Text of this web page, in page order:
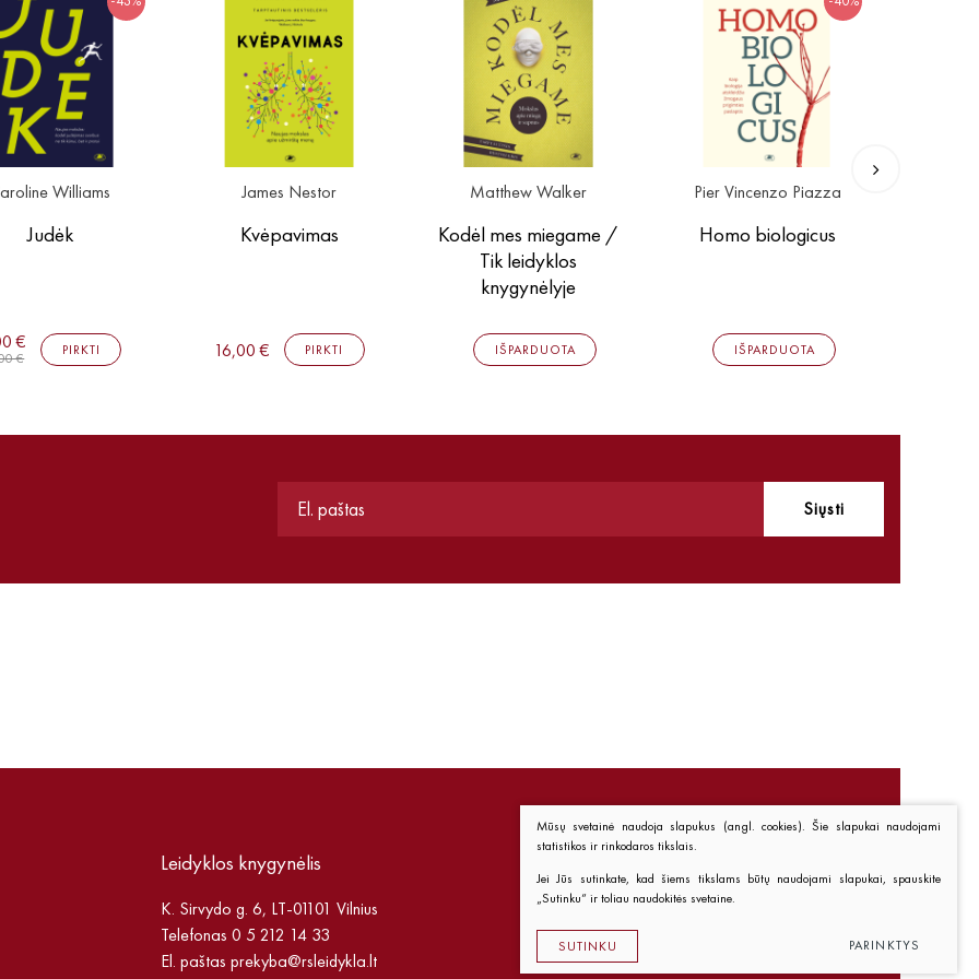
Williams
Judėk
€
€
PIRKTI
James Nestor
Kvėpavimas
16,00 € PIRKTI
Matthew Walker
Kodėl mes miegame /
Tik leidyklos
knygynėlyje
IŠPARDUOTA
Pier Vincenzo Piazza
Homo biologicus
IŠPARDUOTA
Siųsti
Leidyklos knygynėlis
K. Sirvydo g. 6, LT-01101 Vilnius
Telefonas 0 5 212 14 33
El. paštas prekyba@rsleidykla.lt
Kaip pirkti
Taisyklės
Mūsų svetainė naudoja slapukus (angl. cookies). Šie slapukai naudojami
statistikos ir rinkodaros tikslais.
Jei Jūs sutinkate, kad šiems tikslams būtų naudojami slapukai, spauskite
„Sutinku“ ir toliau naudokitės svetaine.
SUTINKU PARINKTYS